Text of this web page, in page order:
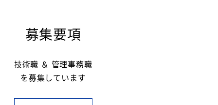
募集要項
技術職 ＆ 管理事務職
を募集しています